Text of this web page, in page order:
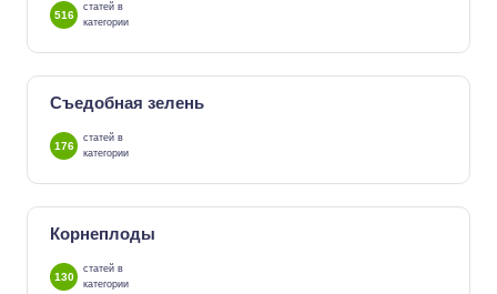
516
статей в
категории
Съедобная зелень
176
статей в
категории
Корнеплоды
130
статей в
категории